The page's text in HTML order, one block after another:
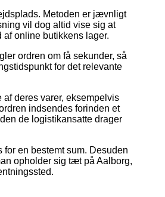
Metoden er jævnligt
vil dog altid vise sig at
online butikkens lager.
ordren om få sekunder, så
for det relevante
deres varer, eksempelvis
indsendes forinden et
de logistikansatte drager
en bestemt sum. Desuden
opholder sig tæt på Aalborg,